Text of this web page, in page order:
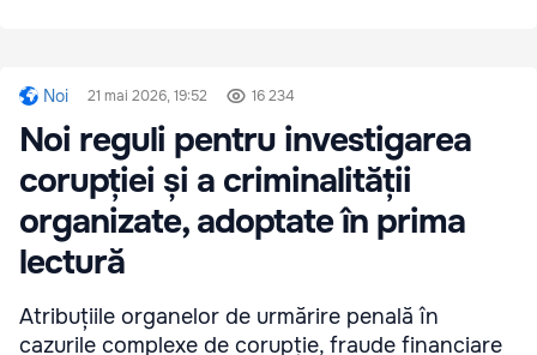
Noi 21 mai 2026, 19:52 16 234
Noi reguli pentru investigarea
corupției și a criminalității
organizate, adoptate în prima
lectură
Atribuțiile organelor de urmărire penală în
cazurile complexe de corupție, fraude financiare